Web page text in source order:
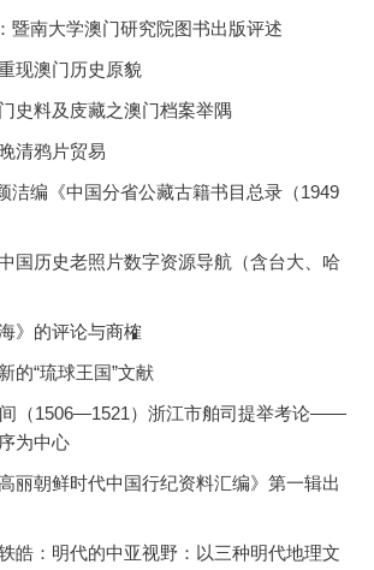
暨南大学澳门研究院图书出版评述
现澳门历史原貌
史料及庋藏之澳门档案举隅
清鸦片贸易
洁编《中国分省公藏古籍书目总录（1949
国历史老照片数字资源导航（含台大、哈
》的评论与商榷
的“琉球王国”文献
（1506—1521）浙江市舶司提举考论——
为中心
丽朝鲜时代中国行纪资料汇编》第一辑出
皓：明代的中亚视野：以三种明代地理文